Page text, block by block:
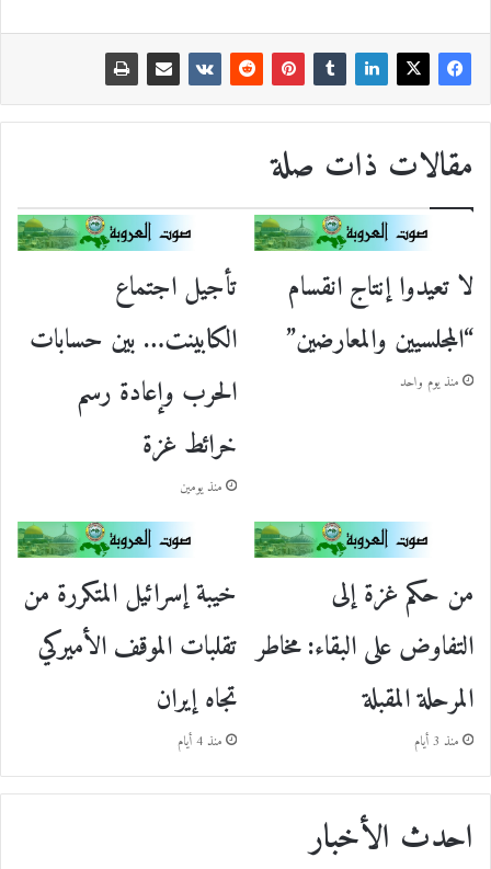
مقالات ذات صلة
لا تعيدوا إنتاج انقسام
“المجلسيين والمعارضين”
منذ يوم واحد
تأجيل اجتماع
الكابينت… بين حسابات
الحرب وإعادة رسم
خرائط غزة
منذ يومين
من حكم غزة إلى
التفاوض على البقاء: مخاطر
المرحلة المقبلة
منذ 3 أيام
خيبة إسرائيل المتكررة من
تقلبات الموقف الأميركي
تجاه إيران
منذ 4 أيام
احدث الأخبار